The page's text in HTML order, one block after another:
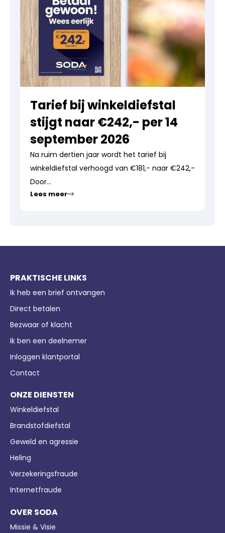
Tarief bij winkeldiefstal
stijgt naar €242,- per 14
september 2026
Na ruim dertien jaar wordt het tarief bij
winkeldiefstal verhoogd van €181,- naar €242,-
Door...
Lees meer
PRAKTISCHE LINKS
Ik heb een brief ontvangen
Direct betalen
Bezwaar of klacht
Ik ben een deelnemer
Inloggen klantportal
Contact
ONZE DIENSTEN
Winkeldiefstal
Brandstofdiefstal
Geweld en agressie
Heling
Verzekeringsfraude
Internetfraude
OVER SODA
Missie & Visie